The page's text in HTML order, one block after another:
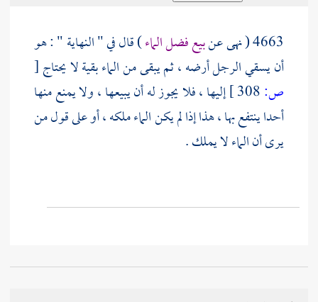
4663 ( نهى عن بيع فضل الماء) قال في " النهاية " : هو
أن يسقي الرجل أرضه ، ثم يبقى من الماء بقية لا يحتاج[
ص:
إليها ، فلا يجوز له أن يبيعها ، ولا يمنع منها
أحدا ينتفع بها ، هذا إذا لم يكن الماء ملكه ، أو على قول من
يرى أن الماء لا يملك .